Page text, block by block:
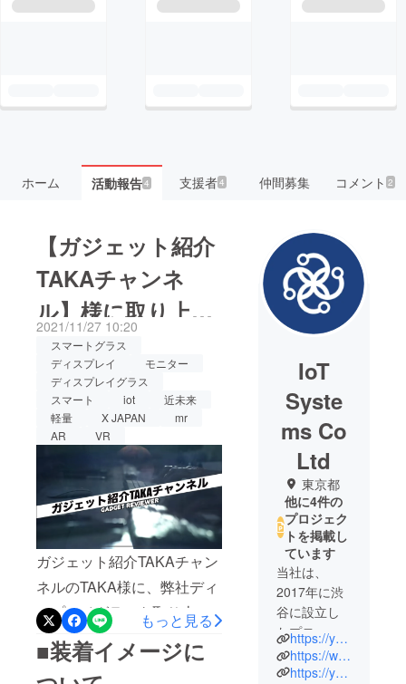
ホーム 活動報告4 支援者4 仲間募集 コメント2
【ガジェット紹介
TAKAチャンネ
ル】様に取り上げ
ていただきました
2021/11/27 10:20
スマートグラス
ディスプレイ
モニター
ディスプレイグラス
スマート
iot
近未来
軽量
X JAPAN
mr
AR
VR
ガジェット紹介TAKAチャン
ネルのTAKA様に、弊社ディ
スプレイグラスを取り上げ
ていただきました。仕様、
装着感、アプリを試した場
もっと見る
■装着イメージに
IoT
Syste
ms Co
Ltd
東京都
他に4件の
プロジェク
トを掲載し
ています
当社は、
2017年に渋
谷に設立し
たプロ
フェッショ
ナル集団で
https://youtu.be/L6kptoqdMto
https://www.youtube.com/watch?v=VvgsPmXC3cU
https://youtu.be/8hpLlboH-hc